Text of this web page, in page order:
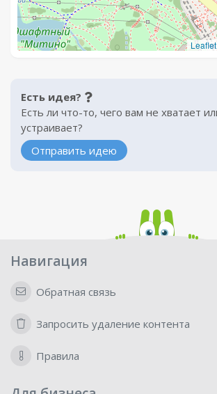
Leaflet
Есть идея?
Есть ли что-то, чего вам не хватает
устраивает?
Отправить идею
Навигация
Обратная связь
Запросить удаление контента
Правила